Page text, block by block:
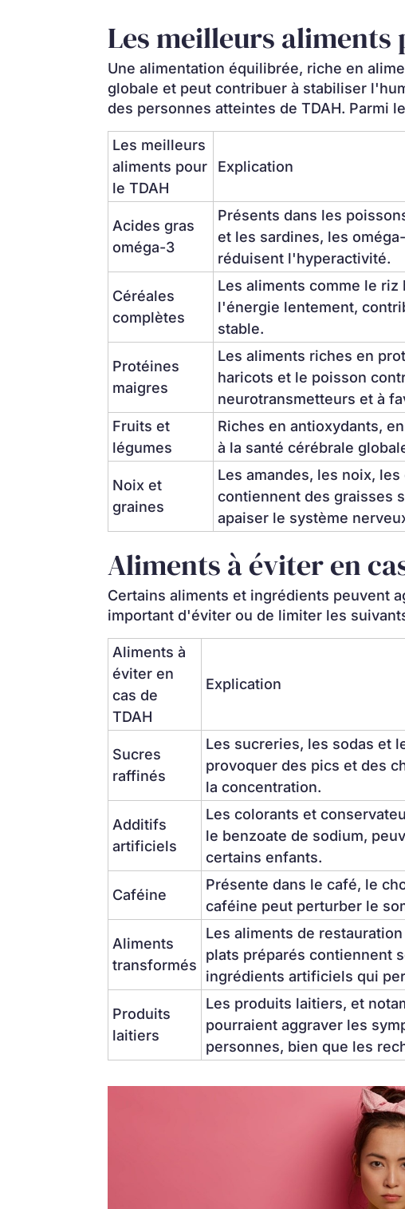
Les meilleurs aliments
Une alimentation équilibrée, riche en
globale et peut contribuer à stabiliser
des personnes atteintes de TDAH. Parmi
Les meilleurs
aliments pour
le TDAH
Explication
Acides gras
oméga-3
Présents dans les
et les sardines, les
réduisent l'hyperactivité.
Céréales
complètes
Les aliments comme le
l'énergie lentement,
stable.
Protéines
maigres
Les aliments riches en
haricots et le poisson
neurotransmetteurs et à
Fruits et
légumes
Riches en antioxydants,
à la santé cérébrale
Noix et
graines
Les amandes, les noix,
contiennent des graisses
apaiser le système
Aliments à éviter en
Certains aliments et ingrédients peuvent
important d'éviter ou de limiter les
Aliments à
éviter en
cas de
TDAH
Explication
Sucres
raffinés
Les sucreries, les sodas et
provoquer des pics et des
la concentration.
Additifs
artificiels
Les colorants et
le benzoate de sodium,
certains enfants.
Caféine
Présente dans le café, le
caféine peut perturber le
Aliments
transformés
Les aliments de
plats préparés contiennent
ingrédients artificiels qui
Produits
laitiers
Les produits laitiers, et
pourraient aggraver les
personnes, bien que les